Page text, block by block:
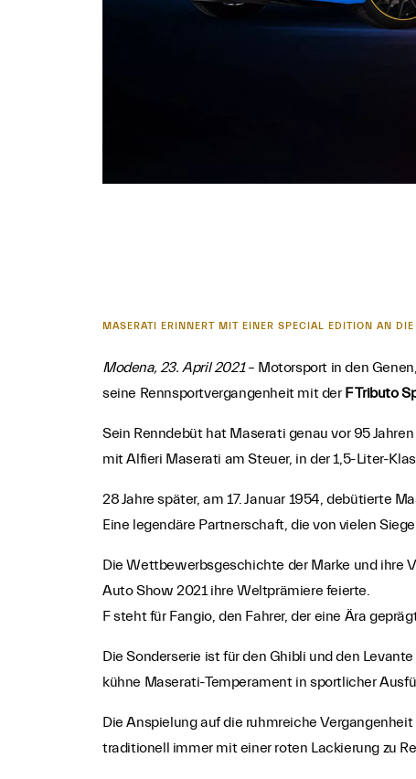
MASERATI ERINNERT MIT EINER SPECIAL EDITION AN
Modena, 23. April 2021– Motorsport in den
seine Rennsportvergangenheit mit der F Tributo
Sein Renndebüt hat Maserati genau vor 95
mit Alfieri Maserati am Steuer, in der 1,5-Liter-
28 Jahre später, am 17. Januar 1954, debütierte
Eine legendäre Partnerschaft, die von vielen
Die Wettbewerbsgeschichte der Marke und ihre
Auto Show 2021 ihre Weltprämiere feierte.
F steht für Fangio, den Fahrer, der eine Ära
Die Sonderserie ist für den Ghibli und den
kühne Maserati-Temperament in sportlicher
Die Anspielung auf die ruhmreiche
traditionell immer mit einer roten Lackierung zu